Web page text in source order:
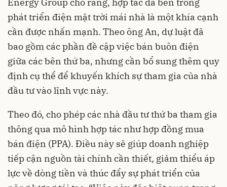
Energy Group cho rằng, hợp tác đa bên trong
phát triển điện mặt trời mái nhà là một khía cạnh
cần được nhấn mạnh. Theo ông An, dự luật đã
bao gồm các phần đề cập việc bán buôn điện
giữa các bên thứ ba, nhưng cần bổ sung thêm quy
định cụ thể để khuyến khích sự tham gia của nhà
đầu tư vào lĩnh vực này.
Theo đó, cho phép các nhà đầu tư thứ ba tham gia
thông qua mô hình hợp tác như hợp đồng mua
bán điện (PPA). Điều này sẽ giúp doanh nghiệp
tiếp cận nguồn tài chính cần thiết, giảm thiểu áp
lực về dòng tiền và thúc đẩy sự phát triển của